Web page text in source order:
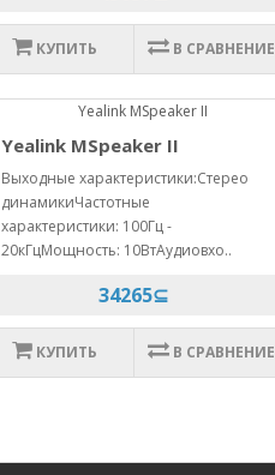
КУПИТЬ В СРАВНЕНИЕ
Yealink MSpeaker II
Выходные характеристики:Стерео
динамикиЧастотные
характеристики: 100Гц -
20кГцМощность: 10ВтАудиовхо..
34265⊆
КУПИТЬ В СРАВНЕНИЕ